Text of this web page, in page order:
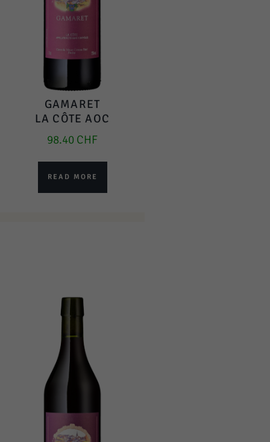
GAMARET
LA CÔTE AOC
98.40 CHF
READ MORE